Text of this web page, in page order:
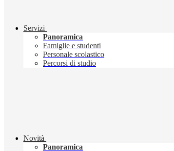
Servizi
Panoramica
Famiglie e studenti
Personale scolastico
Percorsi di studio
Novità
Panoramica